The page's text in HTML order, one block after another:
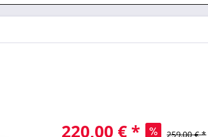
220,00 € * 259,00 € *